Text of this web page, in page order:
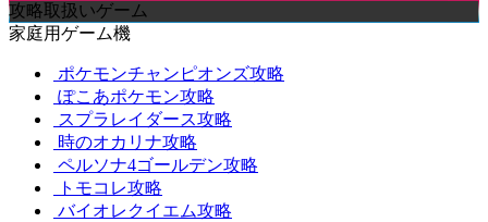
攻略取扱いゲーム
家庭用ゲーム機
ポケモンチャンピオンズ攻略
ぽこあポケモン攻略
スプラレイダース攻略
時のオカリナ攻略
ペルソナ4ゴールデン攻略
トモコレ攻略
バイオレクイエム攻略